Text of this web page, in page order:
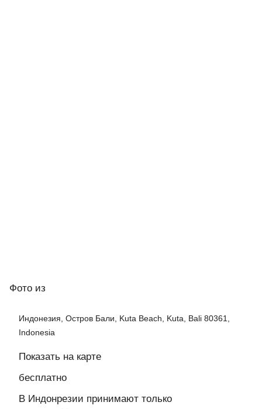
Фото из
Индонезия, Остров Бали, Kuta Beach, Kuta, Bali 80361,
Indonesia
Показать на карте
бесплатно
В Индонрезии принимают только